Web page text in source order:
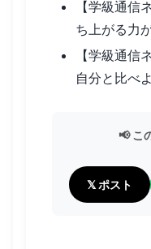
【学級通信
ち上がる力
【学級通信
自分と比べ
📢 こ
𝕏 ポスト